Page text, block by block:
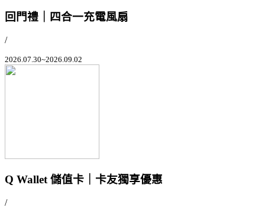
回門禮｜四合一充電風扇
/
2026.07.30~2026.09.02
Q Wallet 儲值卡｜卡友獨享優惠
/